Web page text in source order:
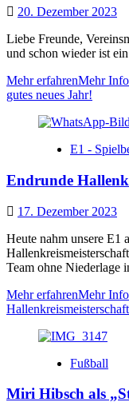
20. Dezember 2023
Liebe Freunde,
und schon wieder ist
Mehr erfahrenMehr
gutes neues Jahr!
E1 -
Endrunde
17. Dezember 2023
Heute nahm unsere E1
Team ohne Niederlage
Mehr erfahrenMehr
Fußball
Miri Hibsch als